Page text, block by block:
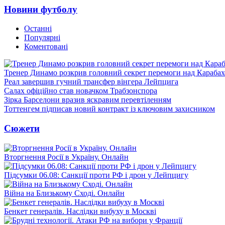
Новини футболу
Останні
Популярні
Коментовані
Тренер Динамо розкрив головний секрет перемоги над
Реал завершив гучний трансфер вінгера Лейпцига
Салах офіційно став новачком Трабзонспора
Зірка Барселони вразив яскравим перевтіленням
Тоттенгем підписав новий контракт із ключовим захисником
Сюжети
Вторгнення Росії в Україну. Онлайн
Підсумки 06.08: Санкції проти РФ і дрон у Лейпцигу
Війна на Близькому Сході. Онлайн
Бенкет генералів. Наслідки вибуху в Москві